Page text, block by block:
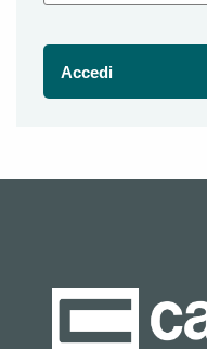
Accedi